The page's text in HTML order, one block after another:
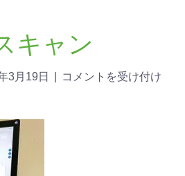
キャン
3月19日
コメントを受け付け